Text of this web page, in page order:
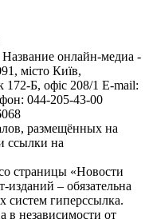
онлайн-медиа -
місто Київ,
Б, офіс 208/1 E-mail:
044-205-43-00
размещённых на
ссылки на
страницы «Новости
– обязательна
систем гиперссылка.
в независимости от